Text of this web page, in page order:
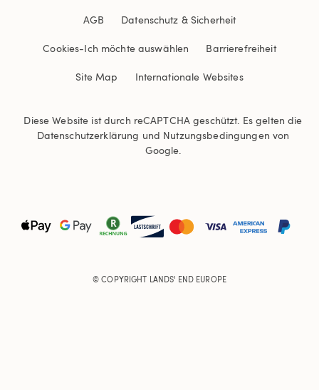
AGB Datenschutz & Sicherheit
Cookies-Ich möchte auswählen Barrierefreiheit
Site Map Internationale Websites
Diese Website ist durch reCAPTCHA geschützt. Es gelten die
Datenschutzerklärung und Nutzungsbedingungen von
Google.
© COPYRIGHT LANDS' END EUROPE